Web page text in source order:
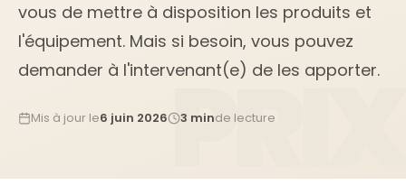
vous de mettre à disposition les produits et
l'équipement. Mais si besoin, vous pouvez
demander à l'intervenant(e) de les apporter.
Mis à jour le6 juin 2026 3 minde lecture